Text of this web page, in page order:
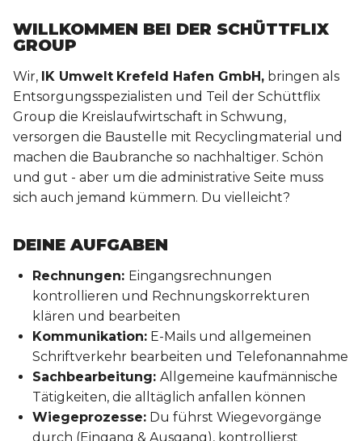
WILLKOMMEN BEI DER SCHÜTTFLIX
GROUP
Wir, IK Umwelt Krefeld Hafen GmbH, bringen als
Entsorgungsspezialisten und Teil der Schüttflix
Group die Kreislaufwirtschaft in Schwung,
versorgen die Baustelle mit Recyclingmaterial und
machen die Baubranche so nachhaltiger. Schön
und gut - aber um die administrative Seite muss
sich auch jemand kümmern. Du vielleicht?
DEINE AUFGABEN
Rechnungen: Eingangsrechnungen
kontrollieren und Rechnungskorrekturen
klären und bearbeiten
Kommunikation: E-Mails und allgemeinen
Schriftverkehr bearbeiten und Telefonannahme
Sachbearbeitung: Allgemeine kaufmännische
Tätigkeiten, die alltäglich anfallen können
Wiegeprozesse: Du führst Wiegevorgänge
durch (Eingang & Ausgang), kontrollierst